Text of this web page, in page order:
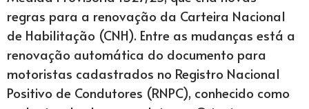
regras para a renovação da Carteira Nacional
de Habilitação (CNH). Entre as mudanças está a
renovação automática do documento para
motoristas cadastrados no Registro Nacional
Positivo de Condutores (RNPC), conhecido como